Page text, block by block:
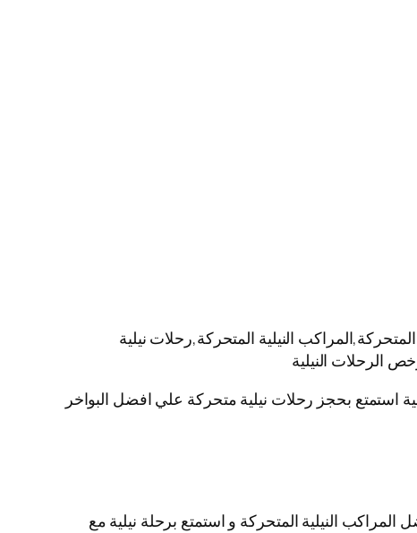
النيلية المتحركة,رحلات نيلية
الرحلات النيلية
استمتع بحجز رحلات نيلية متحركة علي افضل البواخر
النيلية المتحركة و استمتع برحلة نيلية مع